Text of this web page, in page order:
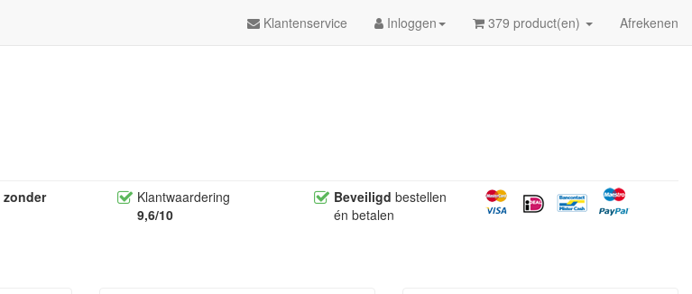
Klantenservice Inloggen 379 product(en) Afrekenen
zonder
Klantwaardering
9,6/10
Beveiligd bestellen
én betalen